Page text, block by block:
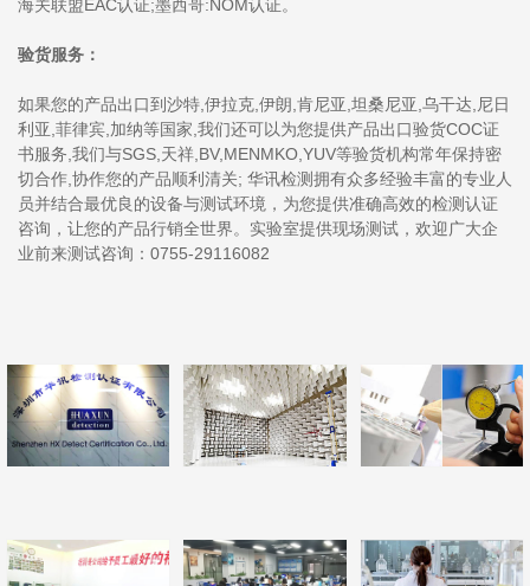
海关联盟EAC认证;墨西哥:NOM认证。
验货服务：
如果您的产品出口到沙特,伊拉克,伊朗,肯尼亚,坦桑尼亚,乌干达,尼日
利亚,菲律宾,加纳等国家,我们还可以为您提供产品出口验货COC证
书服务,我们与SGS,天祥,BV,MENMKO,YUV等验货机构常年保持密
切合作,协作您的产品顺利清关; 华讯检测拥有众多经验丰富的专业人
员并结合最优良的设备与测试环境，为您提供准确高效的检测认证
咨询，让您的产品行销全世界。实验室提供现场测试，欢迎广大企
业前来测试咨询：0755-29116082